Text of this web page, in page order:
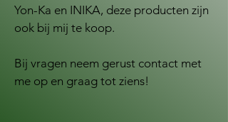
Yon-Ka en INIKA, deze producten zijn
ook bij mij te koop.
Bij vragen neem gerust contact met
me op en graag tot ziens!